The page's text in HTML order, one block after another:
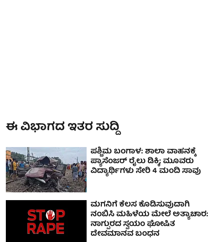
ಈ ವಿಭಾಗದ ಇತರ ಸುದ್ದಿ
ಪಶ್ಚಿಮ ಬಂಗಾಳ: ಶಾಲಾ ವಾಹನಕ್ಕೆ
ಪ್ಯಾಸೆಂಜರ್ ರೈಲು ಡಿಕ್ಕಿ; ಮೂವರು
ವಿದ್ಯಾರ್ಥಿಗಳು ಸೇರಿ 4 ಮಂದಿ ಸಾವು
ಮಗನಿಗೆ ಕೆಲಸ ಕೊಡಿಸುವುದಾಗಿ
ನಂಬಿಸಿ ಮಹಿಳೆಯ ಮೇಲೆ ಅತ್ಯಾಚಾರ:
ನಾಗ್ಪುರದ ಸ್ವಯಂ ಘೋಷಿತ
ದೇವಮಾನವ ಬಂಧನ